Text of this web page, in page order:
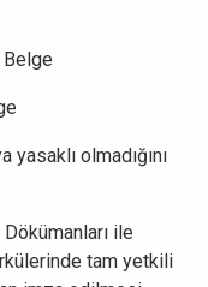
Belge
yasaklı olmadığını
ile
tam yetkili